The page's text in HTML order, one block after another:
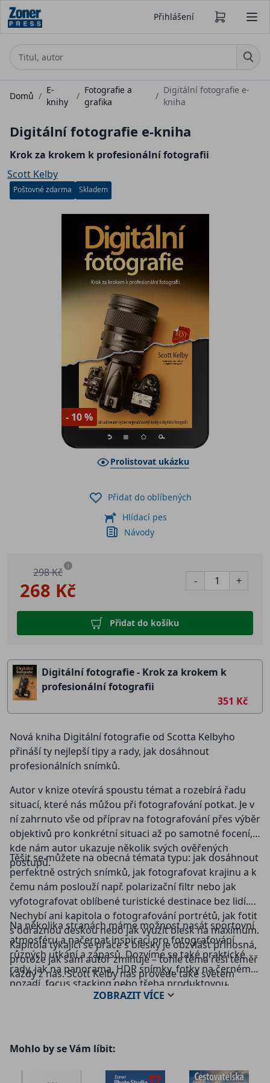
Přihlášení
Domů /
E-
knihy
/
Fotografie a
grafika
/
Digitální fotografie e-
kniha
Digitální fotografie e-kniha
Krok za krokem k profesionální fotografii
Scott Kelby
Poštovné zdarma Skladem
- 10 %
Prolistovat ukázku
268 Kč
298 Kč i
- +
Přidat do košíku
Přidat do oblíbených
Hlídací pes
Návody
Digitální fotografie - Krok za krokem k
profesionální fotografii
351 Kč
Nová kniha Digitální fotografie od Scotta Kelbyho
přináší ty nejlepší tipy a rady, jak dosáhnout
profesionálních snímků.
Autor v knize otevírá spoustu témat a rozebírá řadu
situací, které nás můžou při fotografování potkat. Je v
ní zahrnuto vše od příprav na fotografování přes výběr
objektivů pro konkrétní situaci až po samotné focení,
kde nám autor ukazuje několik svých ověřených
postupů.
Těšit se můžete na obecná témata typu: jak dosáhnout
perfektně ostrých snímků, jak fotografovat krajinu a k
čemu nám poslouží např. polarizační filtr nebo jak
vyfotografovat oblíbené turistické destinace bez lidí.
Nechybí ani kapitola o fotografování portrétů, jak fotit
s odraznou deskou nebo jak využít blesk na maximum.
Kapitola týkající se práce s blesky je obzvlášť přínosná,
protože jak sám autor zmiňuje – tohle téma řeší téměř
každý z nás. Scott Kelby nás provede také světem
svatební fotografie a ukáže nám, které fotografie
nesmí v albu chybět a jak zachytit tyto vzácné chvíle s
Na několika stranách máme možnost nasát sportovní
atmosféru a načerpat inspiraci pro fotografování
různých utkání a zápasů. Dozvíme se také praktické
rady, jak na panorama, HDR snímky, fotky na černém
pozadí, focus stacking nebo třeba produktovou
fotografii – a mnoho dalšího. Spousta užitečných tipů
ZOBRAZITVÍCE
Mohlo by se Vám líbit: